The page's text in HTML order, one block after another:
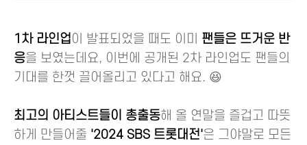
1차 라인업이 발표되었을 때도 이미 팬들은 뜨거운 반
응을 보였는데요, 이번에 공개된 2차 라인업도 팬들의
기대를 한껏 끌어올리고 있다고 해요. 😆
최고의 아티스트들이 총출동해 올 연말을 즐겁고 따뜻
하게 만들어줄 '2024 SBS 트롯대전'은 그야말로 모든